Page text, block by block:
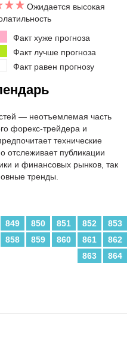
Ожидается высокая
Факт хуже прогноза
Факт лучше прогноза
Факт равен прогнозу
— неотъемлемая часть
форекс-трейдера и
технические
отслеживает публикации
и финансовых рынков, так
тренды.
849 850 851 852
853
858 859 860 861
862
863
864